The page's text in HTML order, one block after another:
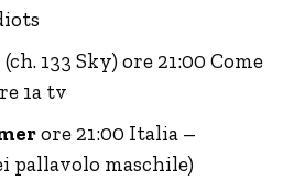
(ch. 133 Sky) ore 21:00 Come
1a tv
ore 21:00 Italia –
pallavolo maschile)